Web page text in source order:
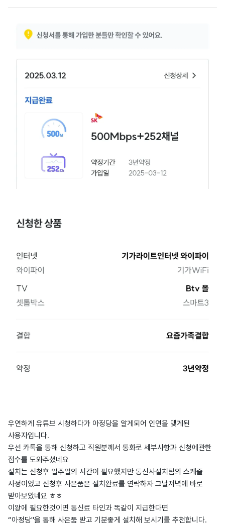
우연하게 유튜브 시청하다가 아정당을 알게되어 인연을 맺게된
사용자입니다.
우선 카톡을 통해 신청하고 직원분께서 통화로 세부사항과 신청에관한
접수를 도와주셨네요
설치는 신청후 일주일의 시간이 필요했지만 통신사설치팀의 스케줄
사정이었고 신청후 사은품은 설치완료를 연락하자 그날저녁에 바로
받아보았네요 ㅎㅎ
이왕에 필요한것이면 통신료 타인과 똑같이 지급한다면
“아정당"을 통해 사은품 받고 기분좋게 설치해 보시기를 추천합니다.